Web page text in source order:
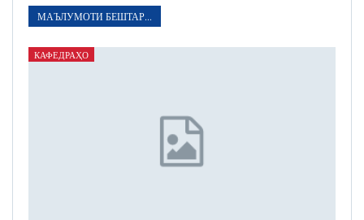
МАЪЛУМОТИ БЕШТАР...
КАФЕДРАҲО